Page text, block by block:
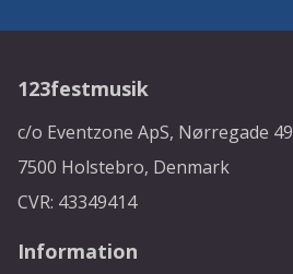
123festmusik
c/o Eventzone ApS, Nørregade 49
7500 Holstebro, Denmark
CVR: 43349414
Information